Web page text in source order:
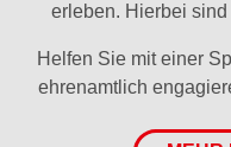
erleben. Hierbei
Helfen Sie mit einer
ehrenamtlich